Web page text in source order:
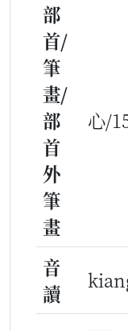
部
首/
筆
畫/
部
首
外
筆
畫
心/
音
讀